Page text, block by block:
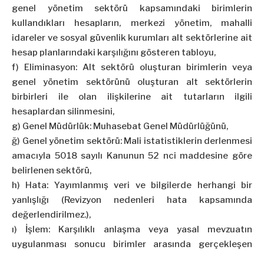
genel yönetim sektörü kapsamındaki birimlerin
kullandıkları hesapların, merkezi yönetim, mahalli
idareler ve sosyal güvenlik kurumları alt sektörlerine ait
hesap planlarındaki karşılığını gösteren tabloyu,
f) Eliminasyon: Alt sektörü oluşturan birimlerin veya
genel yönetim sektörünü oluşturan alt sektörlerin
birbirleri ile olan ilişkilerine ait tutarların ilgili
hesaplardan silinmesini,
g) Genel Müdürlük: Muhasebat Genel Müdürlüğünü,
ğ) Genel yönetim sektörü: Mali istatistiklerin derlenmesi
amacıyla 5018 sayılı Kanunun 52 nci maddesine göre
belirlenen sektörü,
h) Hata: Yayımlanmış veri ve bilgilerde herhangi bir
yanlışlığı (Revizyon nedenleri hata kapsamında
değerlendirilmez.),
ı) İşlem: Karşılıklı anlaşma veya yasal mevzuatın
uygulanması sonucu birimler arasında gerçekleşen